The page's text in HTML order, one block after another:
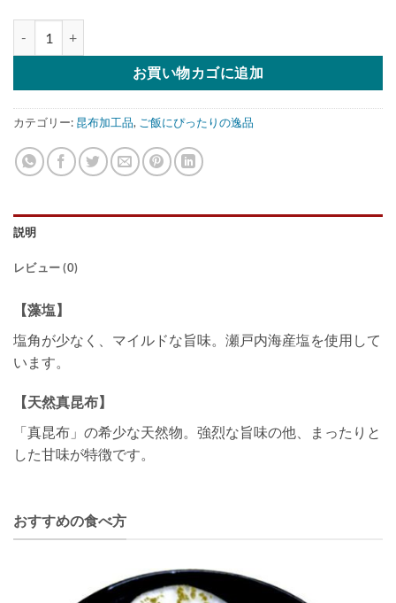
お買い物カゴに追加
カテゴリー: 昆布加工品, ご飯にぴったりの逸品
説明
レビュー (0)
【藻塩】
塩角が少なく、マイルドな旨味。瀬戸内海産塩を使用して
います。
【天然真昆布】
「真昆布」の希少な天然物。強烈な旨味の他、まったりと
した甘味が特徴です。
おすすめの食べ方